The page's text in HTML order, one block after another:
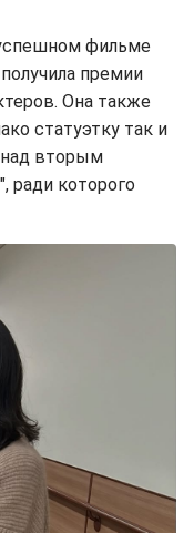
фильме
премии
Она также
статуэтку так и
над вторым
ради которого